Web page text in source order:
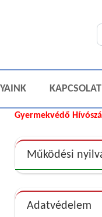
KAPCSOLAT
Gyermekvédő
Működési
Adatvédelem